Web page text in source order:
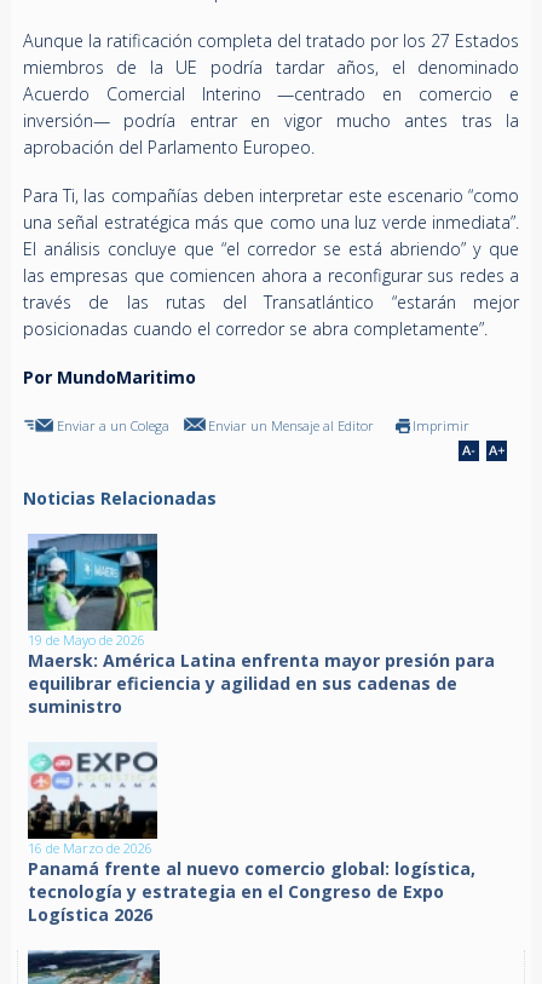
Aunque la ratificación completa del tratado por los 27 Estados
miembros de la UE podría tardar años, el denominado
Acuerdo Comercial Interino —centrado en comercio e
inversión— podría entrar en vigor mucho antes tras la
aprobación del Parlamento Europeo.
Para Ti, las compañías deben interpretar este escenario “como
una señal estratégica más que como una luz verde inmediata”.
El análisis concluye que “el corredor se está abriendo” y que
las empresas que comiencen ahora a reconfigurar sus redes a
través de las rutas del Transatlántico “estarán mejor
posicionadas cuando el corredor se abra completamente”.
Por MundoMaritimo
Enviar a un Colega Enviar un Mensaje al Editor Imprimir
Noticias Relacionadas
19 de Mayo de 2026
Maersk: América Latina enfrenta mayor presión para
equilibrar eficiencia y agilidad en sus cadenas de
suministro
16 de Marzo de 2026
Panamá frente al nuevo comercio global: logística,
tecnología y estrategia en el Congreso de Expo
Logística 2026